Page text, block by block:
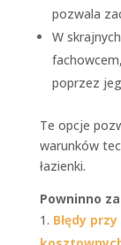
pozwala
W
poprzez
Te opcje
warunków
łazienki.
Powninno
Błędy